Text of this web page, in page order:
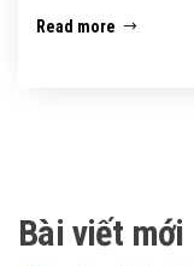
Read more
Bài viết mới